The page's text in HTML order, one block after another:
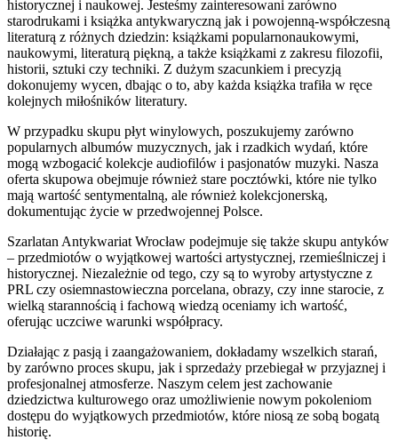
historycznej i naukowej. Jesteśmy zainteresowani zarówno
starodrukami i książka antykwaryczną jak i powojenną-współczesną
literaturą z różnych dziedzin: książkami popularnonaukowymi,
naukowymi, literaturą piękną, a także książkami z zakresu filozofii,
historii, sztuki czy techniki. Z dużym szacunkiem i precyzją
dokonujemy wycen, dbając o to, aby każda książka trafiła w ręce
kolejnych miłośników literatury.
W przypadku skupu płyt winylowych, poszukujemy zarówno
popularnych albumów muzycznych, jak i rzadkich wydań, które
mogą wzbogacić kolekcje audiofilów i pasjonatów muzyki. Nasza
oferta skupowa obejmuje również stare pocztówki, które nie tylko
mają wartość sentymentalną, ale również kolekcjonerską,
dokumentując życie w przedwojennej Polsce.
Szarlatan Antykwariat Wrocław podejmuje się także skupu antyków
– przedmiotów o wyjątkowej wartości artystycznej, rzemieślniczej i
historycznej. Niezależnie od tego, czy są to wyroby artystyczne z
PRL czy osiemnastowieczna porcelana, obrazy, czy inne starocie, z
wielką starannością i fachową wiedzą oceniamy ich wartość,
oferując uczciwe warunki współpracy.
Działając z pasją i zaangażowaniem, dokładamy wszelkich starań,
by zarówno proces skupu, jak i sprzedaży przebiegał w przyjaznej i
profesjonalnej atmosferze. Naszym celem jest zachowanie
dziedzictwa kulturowego oraz umożliwienie nowym pokoleniom
dostępu do wyjątkowych przedmiotów, które niosą ze sobą bogatą
historię.